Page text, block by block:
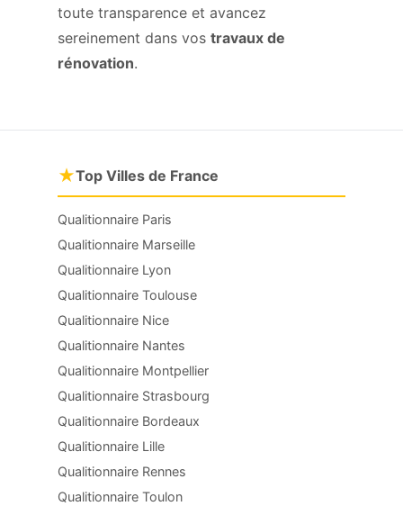
toute transparence et avancez
sereinement dans vos travaux de
rénovation.
★Top Villes de France
Qualitionnaire Paris
Qualitionnaire Marseille
Qualitionnaire Lyon
Qualitionnaire Toulouse
Qualitionnaire Nice
Qualitionnaire Nantes
Qualitionnaire Montpellier
Qualitionnaire Strasbourg
Qualitionnaire Bordeaux
Qualitionnaire Lille
Qualitionnaire Rennes
Qualitionnaire Toulon